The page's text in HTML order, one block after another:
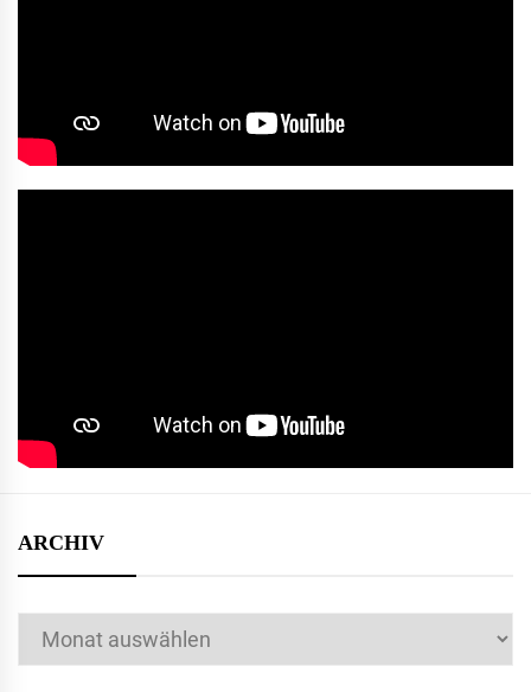
ARCHIV
Archiv